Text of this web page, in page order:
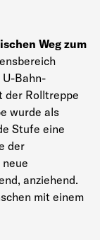
Weg zum
Bahn-
der Rolltreppe
wurde als
Stufe eine
der
anziehend.
mit einem